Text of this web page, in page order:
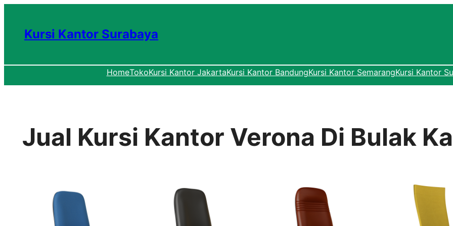
Kursi Kantor Surabaya
HomeTokoKursi Kantor JakartaKursi Kantor BandungKursi Kantor SemarangKursi Kantor
Jual Kursi Kantor Verona Di Bulak